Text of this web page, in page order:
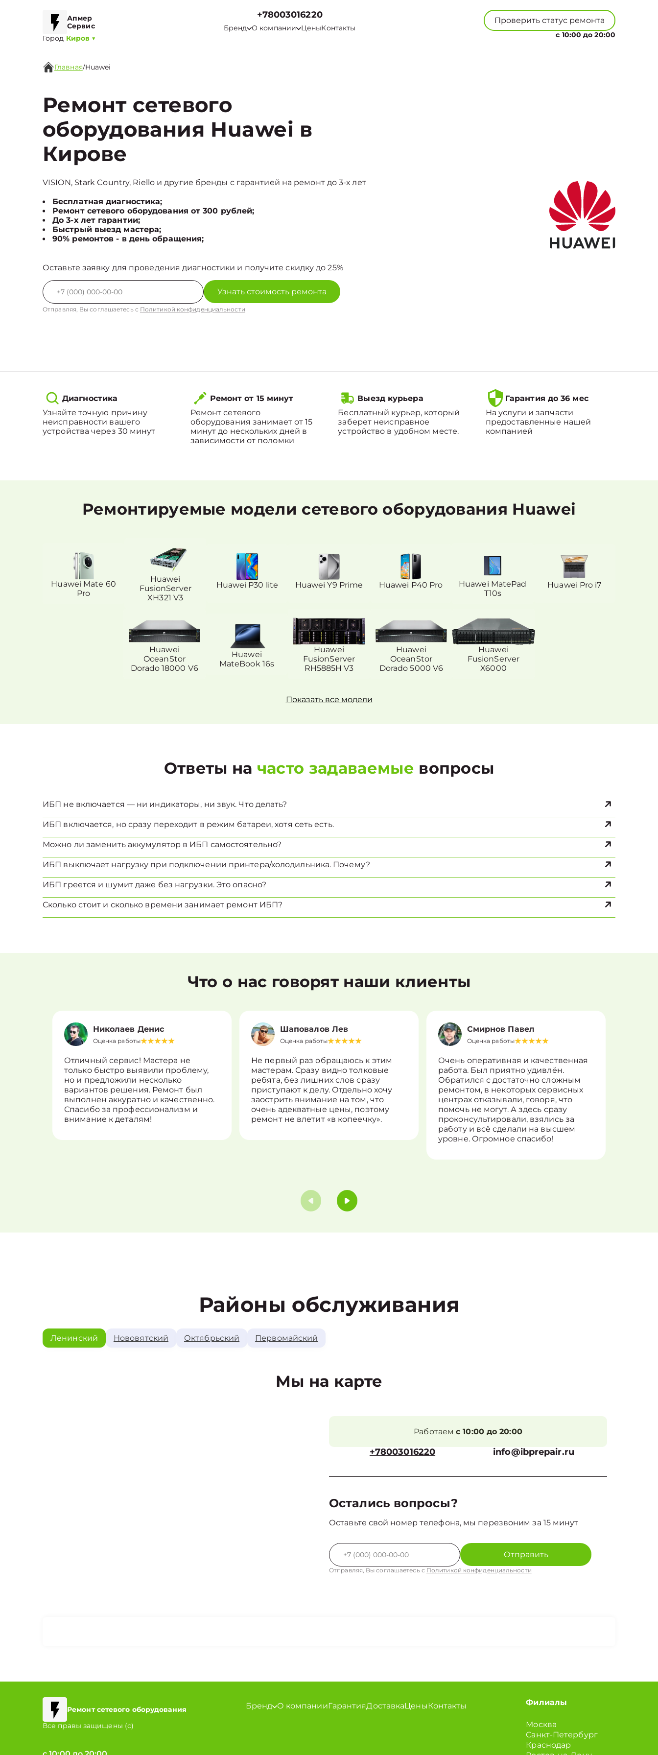
Апмер
Сервис
Город Киров ▼
+78003016220
Бренд О компании ЦеныКонтакты
Проверить статус ремонта
с 10:00 до 20:00
Главная/Huawei
Ремонт сетевого
оборудования Huawei в
Кирове
VISION, Stark Country, Riello и другие бренды с гарантией на ремонт до 3-х лет
Бесплатная диагностика;
Ремонт сетевого оборудования от 300 рублей;
До 3-х лет гарантии;
Быстрый выезд мастера;
90% ремонтов - в день обращения;
Оставьте заявку для проведения диагностики и получите скидку до 25%
Узнать стоимость ремонта
Отправляя, Вы соглашаетесь с Политикой конфиденциальности
Диагностика
Узнайте точную причину
неисправности вашего
устройства через 30 минут
Ремонт от 15 минут
Ремонт сетевого
оборудования занимает от 15
минут до нескольких дней в
зависимости от поломки
Выезд курьера
Бесплатный курьер, который
заберет неисправное
устройство в удобном месте.
Гарантия до 36 мес
На услуги и запчасти
предоставленные нашей
компанией
Ремонтируемые модели сетевого оборудования Huawei
Huawei Mate 60
Pro
Huawei
FusionServer
XH321 V3
Huawei P30 lite Huawei Y9 Prime Huawei P40 Pro
Huawei MatePad
T10s
Huawei Pro i7
Huawei
OceanStor
Dorado 18000 V6
Huawei
MateBook 16s
Huawei
FusionServer
RH5885H V3
Huawei
OceanStor
Dorado 5000 V6
Huawei
FusionServer
X6000
Показать все модели
Ответы на часто задаваемые вопросы
ИБП не включается — ни индикаторы, ни звук. Что делать?
ИБП включается, но сразу переходит в режим батареи, хотя сеть есть.
Можно ли заменить аккумулятор в ИБП самостоятельно?
ИБП выключает нагрузку при подключении принтера/холодильника. Почему?
ИБП греется и шумит даже без нагрузки. Это опасно?
Сколько стоит и сколько времени занимает ремонт ИБП?
Что о нас говорят наши клиенты
Николаев Денис
Оценка работы
Отличный сервис! Мастера не
только быстро выявили проблему,
но и предложили несколько
вариантов решения. Ремонт был
выполнен аккуратно и качественно.
Спасибо за профессионализм и
внимание к деталям!
Шаповалов Лев
Оценка работы
Не первый раз обращаюсь к этим
мастерам. Сразу видно толковые
ребята, без лишних слов сразу
приступают к делу. Отдельно хочу
заострить внимание на том, что
очень адекватные цены, поэтому
ремонт не влетит «в копеечку».
Смирнов Павел
Оценка работы
Очень оперативная и качественная
работа. Был приятно удивлён.
Обратился с достаточно сложным
ремонтом, в некоторых сервисных
центрах отказывали, говоря, что
помочь не могут. А здесь сразу
проконсультировали, взялись за
работу и всё сделали на высшем
уровне. Огромное спасибо!
Районы обслуживания
Ленинский Нововятский Октябрьский Первомайский
Мы на карте
Работаемс 10:00 до 20:00
+78003016220 info@ibprepair.ru
Остались вопросы?
Оставьте свой номер телефона, мы перезвоним за 15 минут
Отправить
Отправляя, Вы соглашаетесь с Политикой конфиденциальности
Ремонт сетевого оборудования
Все правы защищены (с)
Бренд О компанииГарантияДоставкаЦеныКонтакты Филиалы
Москва
Санкт-Петербург
Краснодар